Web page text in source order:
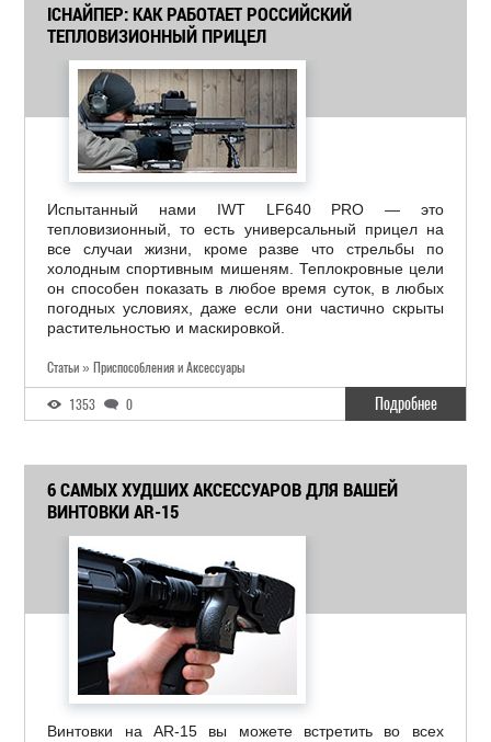
ICНАЙПЕР: КАК РАБОТАЕТ РОССИЙСКИЙ
ТЕПЛОВИЗИОННЫЙ ПРИЦЕЛ
Испытанный нами IWT LF640 PRO — это
тепловизионный, то есть универсальный прицел на
все случаи жизни, кроме разве что стрельбы по
холодным спортивным мишеням. Теплокровные цели
он способен показать в любое время суток, в любых
погодных условиях, даже если они частично скрыты
растительностью и маскировкой.
Статьи » Приспособления и Аксессуары
1353 0 Подробнее
6 САМЫХ ХУДШИХ АКСЕССУАРОВ ДЛЯ ВАШЕЙ
ВИНТОВКИ AR-15
Винтовки на АR-15 вы можете встретить во всех